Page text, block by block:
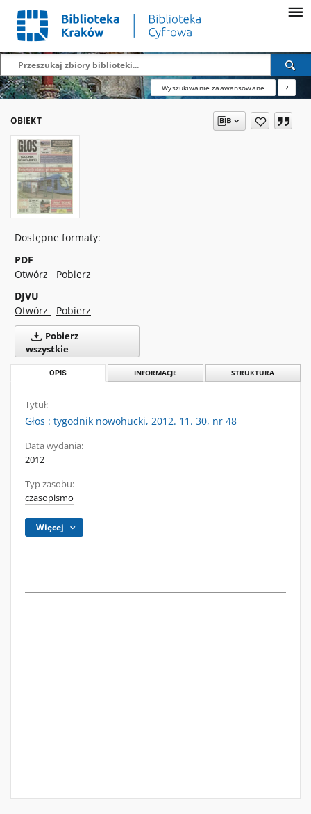
Wyszukiwanie zaawansowane ?
OBIEKT
Dostępne formaty:
PDF
Otwórz
Pobierz
DJVU
Otwórz
Pobierz
Pobierz
wszystkie
OPIS INFORMACJE STRUKTURA
Tytuł:
Głos : tygodnik nowohucki, 2012. 11. 30, nr 48
Data wydania:
2012
Typ zasobu:
czasopismo
Więcej